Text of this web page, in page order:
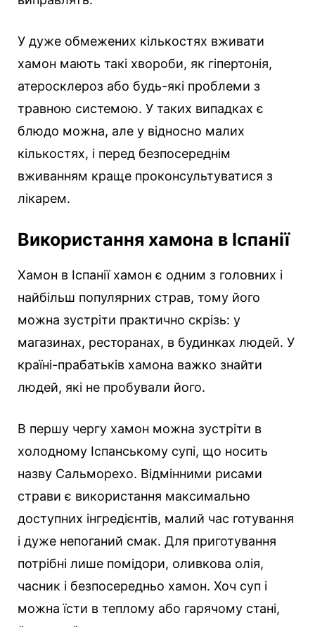
У дуже обмежених кількостях вживати
хамон мають такі хвороби, як гіпертонія,
атеросклероз або будь-які проблеми з
травною системою. У таких випадках є
блюдо можна, але у відносно малих
кількостях, і перед безпосереднім
вживанням краще проконсультуватися з
лікарем.
Використання хамона в Іспанії
Хамон в Іспанії хамон є одним з головних і
найбільш популярних страв, тому його
можна зустріти практично скрізь: у
магазинах, ресторанах, в будинках людей. У
країні-прабатьків хамона важко знайти
людей, які не пробували його.
В першу чергу хамон можна зустріти в
холодному Іспанському супі, що носить
назву Сальморехо. Відмінними рисами
страви є використання максимально
доступних інгредієнтів, малий час готування
і дуже непоганий смак. Для приготування
потрібні лише помідори, оливкова олія,
часник і безпосередньо хамон. Хоч суп і
можна їсти в теплому або гарячому стані,